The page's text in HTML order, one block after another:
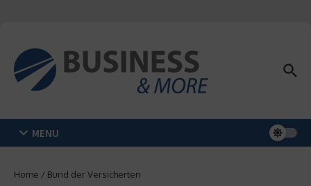
MENU
Home / Bund der Versicherten